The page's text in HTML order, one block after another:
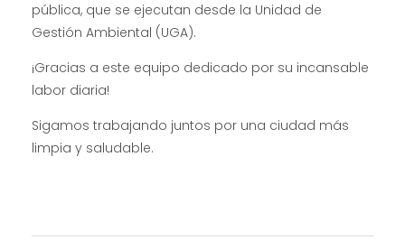
pública, que se ejecutan desde la Unidad de
Gestión Ambiental (UGA).
¡Gracias a este equipo dedicado por su incansable
labor diaria!
Sigamos trabajando juntos por una ciudad más
limpia y saludable.